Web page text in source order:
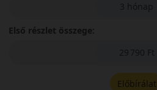
3 hónap
Első részlet összege:
29 790 Ft
Előbírálat